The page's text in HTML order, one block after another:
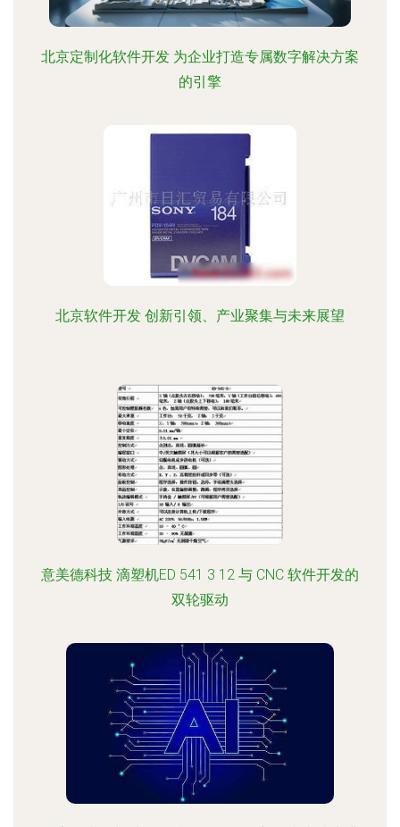
北京定制化软件开发 为企业打造专属数字解决方案
的引擎
北京软件开发 创新引领、产业聚集与未来展望
意美德科技 滴塑机ED 541 3 12 与 CNC 软件开发的
双轮驱动